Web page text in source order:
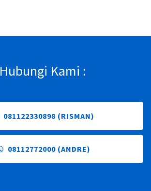
Hubungi Kami :
081122330898 (RISMAN)
08112772000 (ANDRE)